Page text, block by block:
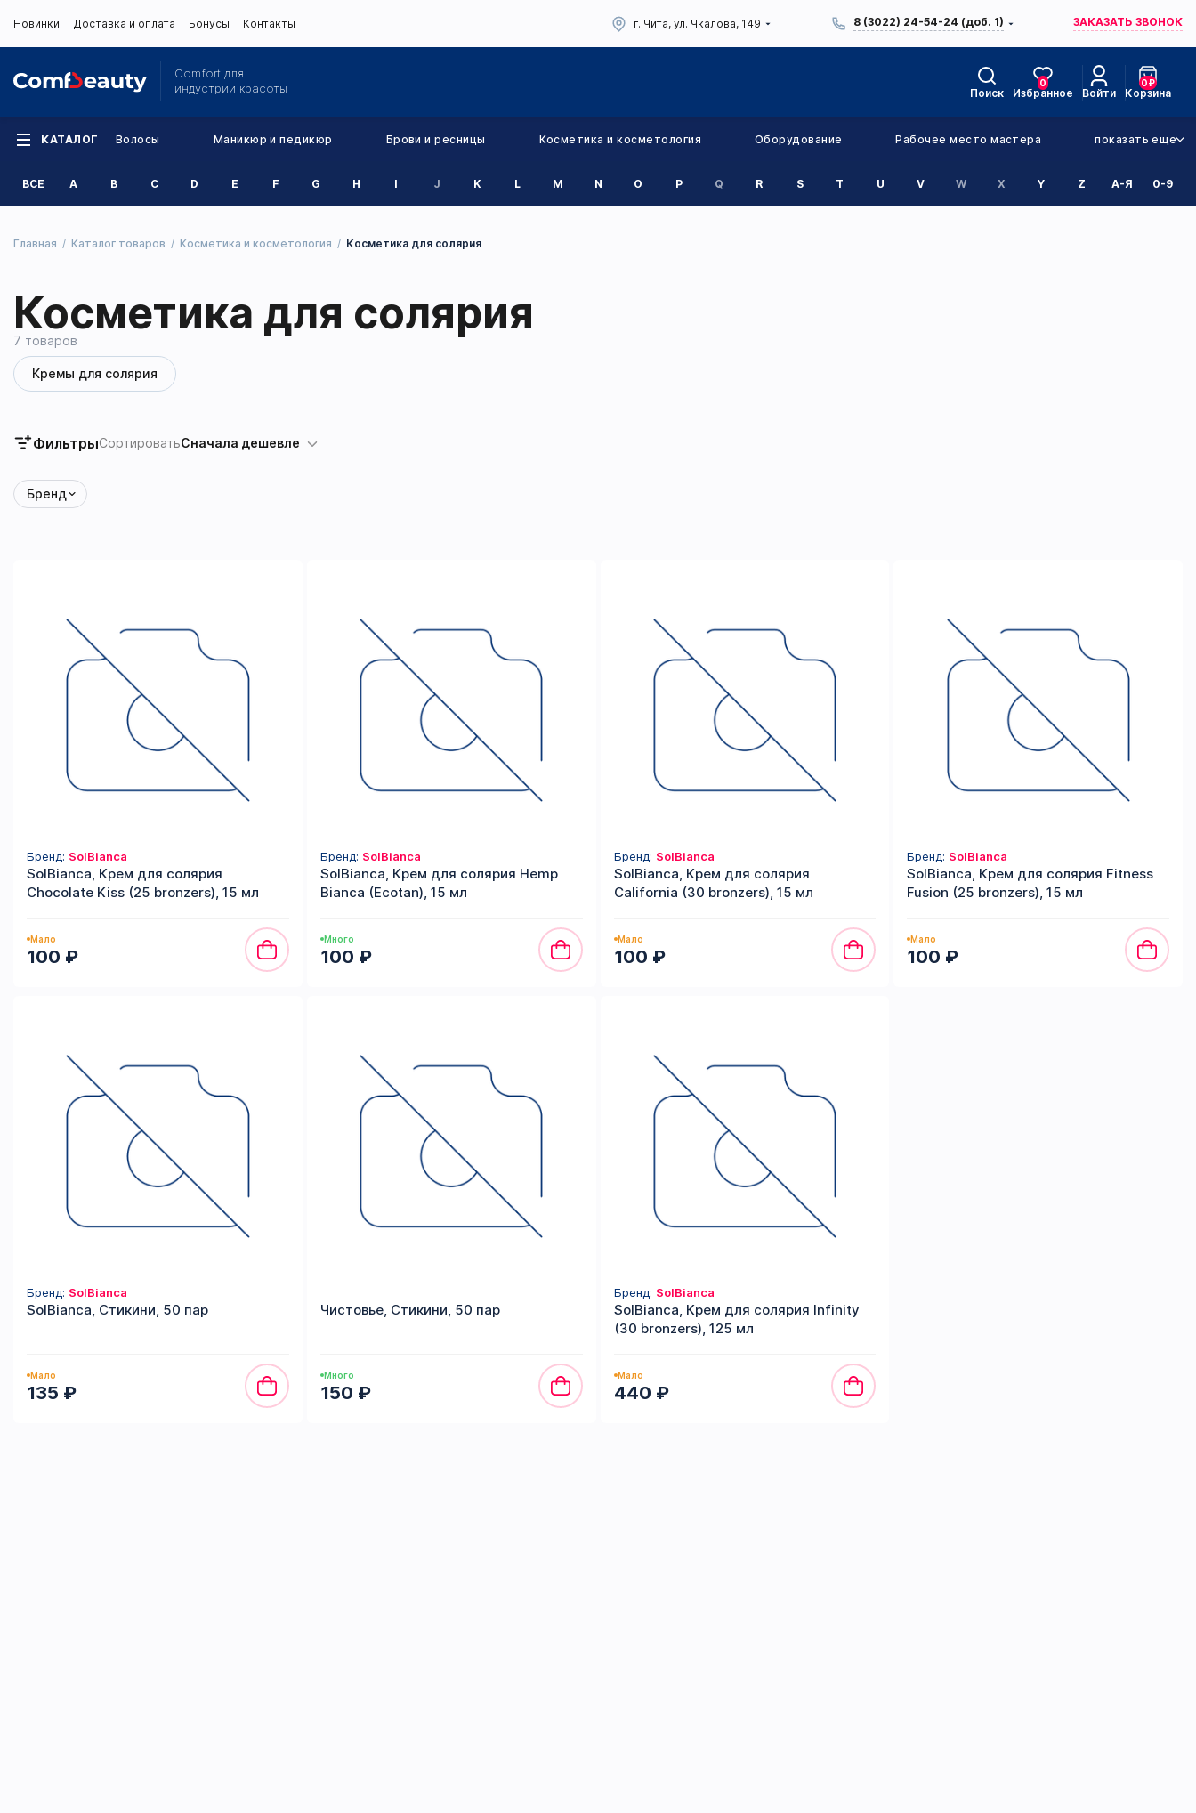
Новинки Доставка и оплата Бонусы Контакты г. Чита, ул. Чкалова, 149 8 (3022) 24-54-24 (доб. 1) ЗАКАЗАТЬ ЗВОНОК
Comfort для
индустрии красоты
Поиск Избранное
0
Войти Корзина
0₽
КАТАЛОГ Волосы Маникюр и педикюр Брови и ресницы Косметика и косметология Оборудование Рабочее место мастера показать еще
ВСЕ A B C D E F G H I J K L M N O P Q R S T U V W X Y Z А-Я 0-9
Главная Каталог товаров Косметика и косметология Косметика для солярия
Косметика для солярия
7 товаров
Кремы для солярия
ФильтрыСортироватьСначала дешевле
Бренд
Бренд: SolBianca
SolBianca, Крем для солярия
Chocolate Kiss (25 bronzers), 15 мл
Мало
100 ₽
Бренд: SolBianca
SolBianca, Крем для солярия Hemp
Bianca (Ecotan), 15 мл
Много
100 ₽
Бренд: SolBianca
SolBianca, Крем для солярия
California (30 bronzers), 15 мл
Мало
100 ₽
Бренд: SolBianca
SolBianca, Крем для солярия Fitness
Fusion (25 bronzers), 15 мл
Мало
100 ₽
Бренд: SolBianca
SolBianca, Стикини, 50 пар
Мало
135 ₽
Чистовье, Стикини, 50 пар
Много
150 ₽
Бренд: SolBianca
SolBianca, Крем для солярия Infinity
(30 bronzers), 125 мл
Мало
440 ₽